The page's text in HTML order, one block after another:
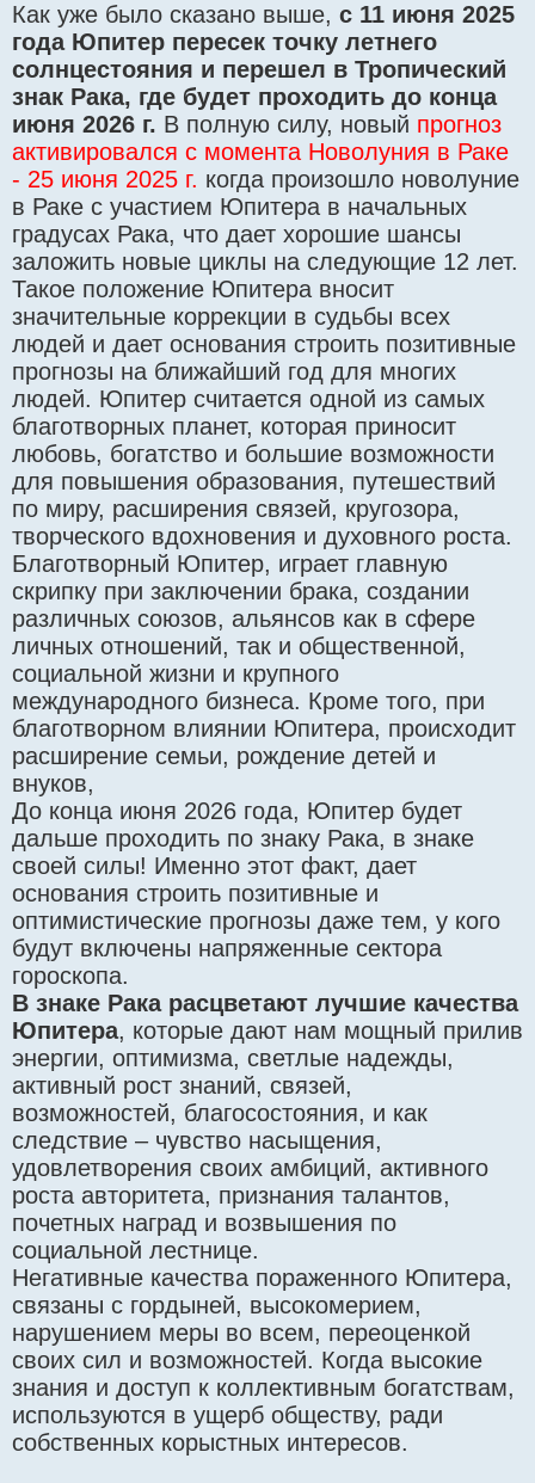
Как уже было сказано выше, с 11 июня 2025
года Юпитер пересек точку летнего
солнцестояния и перешел в Тропический
знак Рака, где будет проходить до конца
июня 2026 г. В полную силу, новый прогноз
активировался с момента Новолуния в Раке
- 25 июня 2025 г. когда произошло новолуние
в Раке с участием Юпитера в начальных
градусах Рака, что дает хорошие шансы
заложить новые циклы на следующие 12 лет.
Такое положение Юпитера вносит
значительные коррекции в судьбы всех
людей и дает основания строить позитивные
прогнозы на ближайший год для многих
людей. Юпитер считается одной из самых
благотворных планет, которая приносит
любовь, богатство и большие возможности
для повышения образования, путешествий
по миру, расширения связей, кругозора,
творческого вдохновения и духовного роста.
Благотворный Юпитер, играет главную
скрипку при заключении брака, создании
различных союзов, альянсов как в сфере
личных отношений, так и общественной,
социальной жизни и крупного
международного бизнеса. Кроме того, при
благотворном влиянии Юпитера, происходит
расширение семьи, рождение детей и
внуков,
До конца июня 2026 года, Юпитер будет
дальше проходить по знаку Рака, в знаке
своей силы! Именно этот факт, дает
основания строить позитивные и
оптимистические прогнозы даже тем, у кого
будут включены напряженные сектора
гороскопа.
В знаке Рака расцветают лучшие качества
Юпитера, которые дают нам мощный прилив
энергии, оптимизма, светлые надежды,
активный рост знаний, связей,
возможностей, благосостояния, и как
следствие – чувство насыщения,
удовлетворения своих амбиций, активного
роста авторитета, признания талантов,
почетных наград и возвышения по
социальной лестнице.
Негативные качества пораженного Юпитера,
связаны с гордыней, высокомерием,
нарушением меры во всем, переоценкой
своих сил и возможностей. Когда высокие
знания и доступ к коллективным богатствам,
используются в ущерб обществу, ради
собственных корыстных интересов.